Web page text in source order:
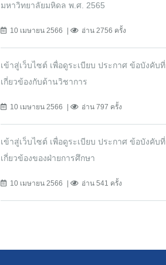
มหาวิทยาลัยมหิดล พ.ศ. 2565
10 เมษายน 2566 อ่าน 2756 ครั้ง
เข้าสู่เว็บไซต์ เพื่อดูระเบียบ ประกาศ ข้อบังคับที่
เกี่ยวข้องกับด้านวิชาการ
10 เมษายน 2566 อ่าน 797 ครั้ง
เข้าสู่เว็บไซต์ เพื่อดูระเบียบ ประกาศ ข้อบังคับที่
เกี่ยวข้องของฝ่ายการศึกษา
10 เมษายน 2566 อ่าน 541 ครั้ง